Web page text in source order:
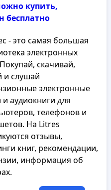
купить,
бесплатно
- это самая большая
электронных
скачивай,
и слушай
электронные
и аудиокниги для
телефонов и
На Litres
отзывы,
книг, рекомендации,
информация об